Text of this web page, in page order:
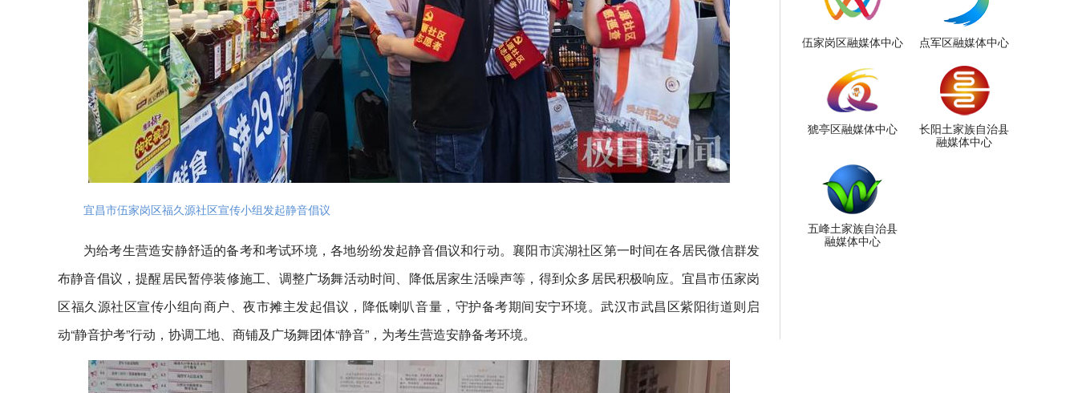
宜昌市伍家岗区福久源社区宣传小组发起静音倡议
为给考生营造安静舒适的备考和考试环境，各地纷纷发起静音倡议和行动。襄阳市滨湖社区第一时间在各居民微信群发
布静音倡议，提醒居民暂停装修施工、调整广场舞活动时间、降低居家生活噪声等，得到众多居民积极响应。宜昌市伍家岗
区福久源社区宣传小组向商户、夜市摊主发起倡议，降低喇叭音量，守护备考期间安宁环境。武汉市武昌区紫阳街道则启
动“静音护考”行动，协调工地、商铺及广场舞团体“静音”，为考生营造安静备考环境。
伍家岗区融媒体中心 点军区融媒体中心
猇亭区融媒体中心
长阳土家族自治县
融媒体中心
五峰土家族自治县
融媒体中心